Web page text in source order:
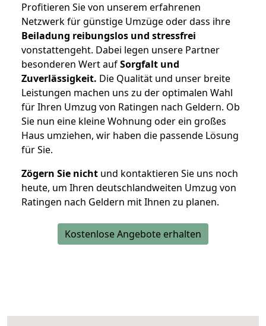
Profitieren Sie von unserem erfahrenen
Netzwerk für günstige Umzüge oder dass ihre
Beiladung reibungslos und stressfrei
vonstattengeht. Dabei legen unsere Partner
besonderen Wert aufSorgfalt und
Zuverlässigkeit. Die Qualität und unser breite
Leistungen machen uns zu der optimalen Wahl
für Ihren Umzug von Ratingen nach Geldern. Ob
Sie nun eine kleine Wohnung oder ein großes
Haus umziehen, wir haben die passende Lösung
für Sie.
Zögern Sie nicht und kontaktieren Sie uns noch
heute, um Ihren deutschlandweiten Umzug von
Ratingen nach Geldern mit Ihnen zu planen.
Kostenlose Angebote erhalten